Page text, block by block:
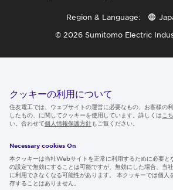
Region & Language:
© 2026 Sumitomo Electric
クッキーの利用について
住友電工では、ウェブサイトの運営に必要なもの、お客様の
したもの、に関してクッキーを使用しています。詳しくは こ
い。合わせて個人情報保護方針もご覧ください。
Necessary cookies On
本クッキーは当社Webサイトを正常に利用するために必要と
の設定で無効にすることは可能ですが、無効にした場合、当
に利用できなくなる可能性があります。 本クッキーでは個人
存することはありません。